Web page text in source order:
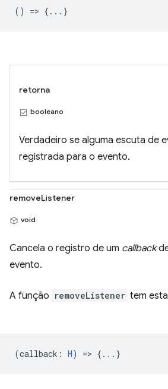
() => {...}
retorna
booleano
Verdadeiro se alguma escuta de
registrada para o evento.
removeListener
void
Cancela o registro de um callback
evento.
A função removeListener tem
(callback : H) => {...}